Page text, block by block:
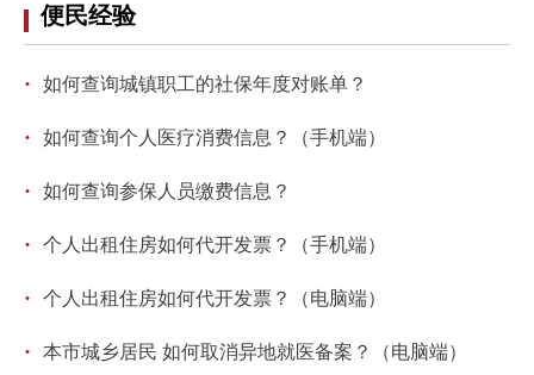
便民经验
· 如何查询城镇职工的社保年度对账单？
· 如何查询个人医疗消费信息？（手机端）
· 如何查询参保人员缴费信息？
· 个人出租住房如何代开发票？（手机端）
· 个人出租住房如何代开发票？（电脑端）
· 本市城乡居民 如何取消异地就医备案？（电脑端）